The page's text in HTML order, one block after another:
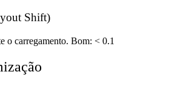
Shift)
o carregamento. Bom: < 0.1